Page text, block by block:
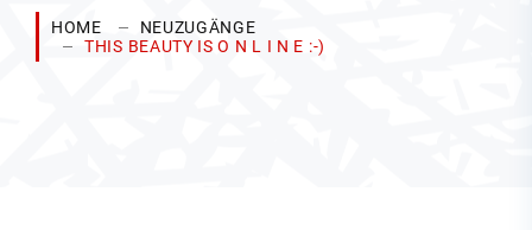
HOME
NEUZUGÄNGE
THIS BEAUTY IS O N L I N E :-)